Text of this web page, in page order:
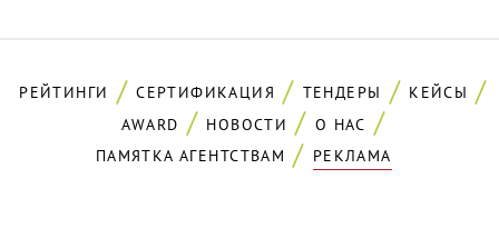
РЕЙТИНГИ СЕРТИФИКАЦИЯ ТЕНДЕРЫ
КЕЙСЫ
AWARD
НОВОСТИ
О НАС
ПАМЯТКА АГЕНТСТВАМ
РЕКЛАМА